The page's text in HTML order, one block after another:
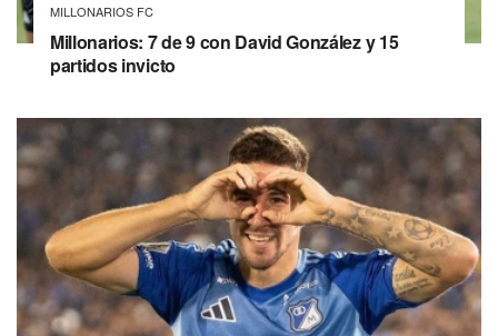
MILLONARIOS FC
Millonarios: 7 de 9 con David González y 15
partidos invicto